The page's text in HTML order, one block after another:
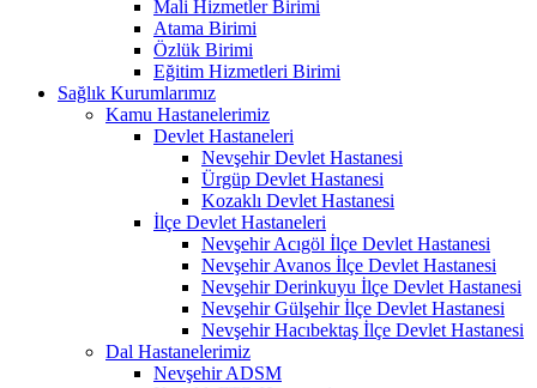
Mali Hizmetler Birimi
Atama Birimi
Özlük Birimi
Eğitim Hizmetleri Birimi
Sağlık Kurumlarımız
Kamu Hastanelerimiz
Devlet Hastaneleri
Nevşehir Devlet Hastanesi
Ürgüp Devlet Hastanesi
Kozaklı Devlet Hastanesi
İlçe Devlet Hastaneleri
Nevşehir Acıgöl İlçe Devlet Hastanesi
Nevşehir Avanos İlçe Devlet Hastanesi
Nevşehir Derinkuyu İlçe Devlet Hastanesi
Nevşehir Gülşehir İlçe Devlet Hastanesi
Nevşehir Hacıbektaş İlçe Devlet Hastanesi
Dal Hastanelerimiz
Nevşehir ADSM